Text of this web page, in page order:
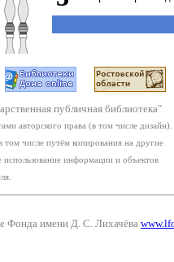
публичная библиотека"
авторского права (в том числе дизайн).
том числе путём копирования на другие
информации и объектов
Фонда имени Д. С. Лихачёва